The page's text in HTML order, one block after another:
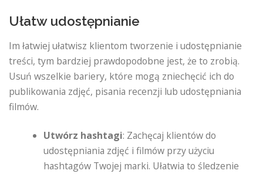
Ułatw udostępnianie
Im łatwiej ułatwisz klientom tworzenie i udostępnianie
treści, tym bardziej prawdopodobne jest, że to zrobią.
Usuń wszelkie bariery, które mogą zniechęcić ich do
publikowania zdjęć, pisania recenzji lub udostępniania
filmów.
Utwórz hashtagi: Zachęcaj klientów do
udostępniania zdjęć i filmów przy użyciu
hashtagów Twojej marki. Ułatwia to śledzenie